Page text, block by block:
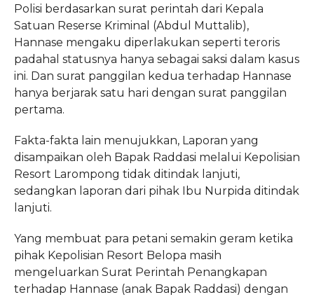
Polisi berdasarkan surat perintah dari Kepala
Satuan Reserse Kriminal (Abdul Muttalib),
Hannase mengaku diperlakukan seperti teroris
padahal statusnya hanya sebagai saksi dalam kasus
ini. Dan surat panggilan kedua terhadap Hannase
hanya berjarak satu hari dengan surat panggilan
pertama.
Fakta-fakta lain menujukkan, Laporan yang
disampaikan oleh Bapak Raddasi melalui Kepolisian
Resort Larompong tidak ditindak lanjuti,
sedangkan laporan dari pihak Ibu Nurpida ditindak
lanjuti.
Yang membuat para petani semakin geram ketika
pihak Kepolisian Resort Belopa masih
mengeluarkan Surat Perintah Penangkapan
terhadap Hannase (anak Bapak Raddasi) dengan